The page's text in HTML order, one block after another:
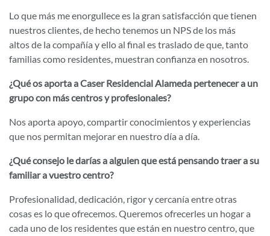
Lo que más me enorgullece es la gran satisfacción que tienen
nuestros clientes, de hecho tenemos un NPS de los más
altos de la compañía y ello al final es traslado de que, tanto
familias como residentes, muestran confianza en nosotros.
¿Qué os aporta a Caser Residencial Alameda pertenecer a un
grupo con más centros y profesionales?
Nos aporta apoyo, compartir conocimientos y experiencias
que nos permitan mejorar en nuestro día a día.
¿Qué consejo le darías a alguien que está pensando traer a su
familiar a vuestro centro?
Profesionalidad, dedicación, rigor y cercanía entre otras
cosas es lo que ofrecemos. Queremos ofrecerles un hogar a
cada uno de los residentes que están en nuestro centro, que